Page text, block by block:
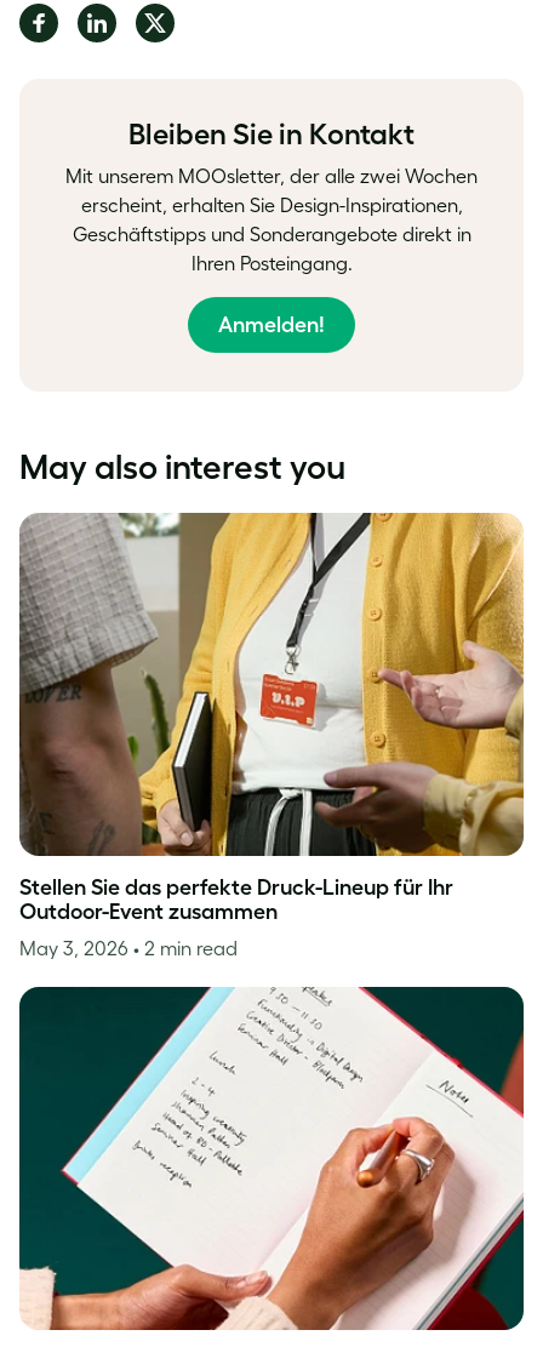
Share
on
Share
on
Share
on
Bleiben Sie in Kontakt
Mit unserem MOOsletter, der alle zwei Wochen
erscheint, erhalten Sie Design-Inspirationen,
Geschäftstipps und Sonderangebote direkt in
Ihren Posteingang.
Anmelden!
May also interest you
Stellen Sie das perfekte Druck-Lineup für Ihr
Outdoor-Event zusammen
May 3, 2026 • 2 min read